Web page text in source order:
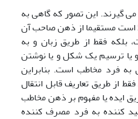
این تصور که گاهی به
صورت تجسمی یا imagination است مستقیما از ذهن صاحب آن
بلکه فقط از طریق زبان و به
یا ترسیم یک شکل و یا نوشتن
به فرد مخاطب است. بنابراین
از طریق تعاریف قابل انتقال
ایده یا مفهوم بر ذهن مخاطب
کننده به فرد مصرف کننده